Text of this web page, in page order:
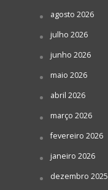
agosto 2026
julho 2026
junho 2026
maio 2026
abril 2026
março 2026
fevereiro 2026
janeiro 2026
dezembro 2025